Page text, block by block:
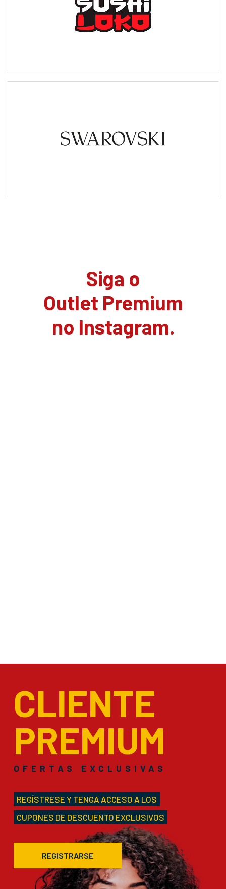
Siga o
Outlet Premium
no Instagram.
CLIENTE
PREMIUM
OFERTAS EXCLUSIVAS
REGÍSTRESE Y TENGA ACCESO A LOS
CUPONES DE DESCUENTO EXCLUSIVOS
REGISTRARSE